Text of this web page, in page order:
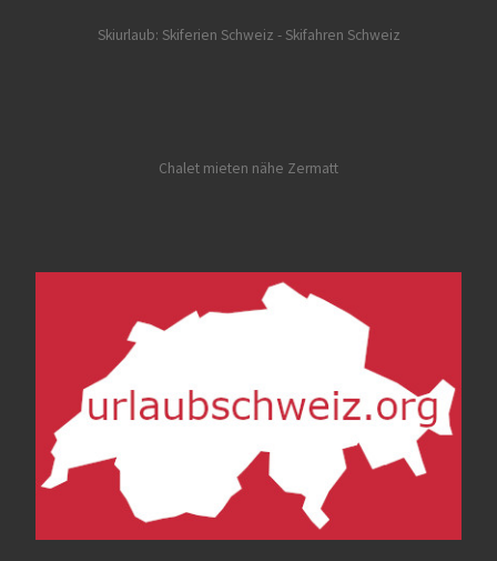
Skiurlaub: Skiferien Schweiz - Skifahren Schweiz
Chalet mieten nähe Zermatt